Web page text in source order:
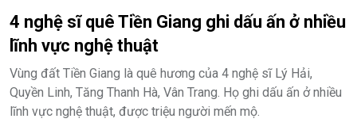
4 nghệ sĩ quê Tiền Giang ghi dấu ấn ở nhiều
lĩnh vực nghệ thuật
Vùng đất Tiền Giang là quê hương của 4 nghệ sĩ Lý Hải,
Quyền Linh, Tăng Thanh Hà, Vân Trang. Họ ghi dấu ấn ở nhiều
lĩnh vực nghệ thuật, được triệu người mến mộ.